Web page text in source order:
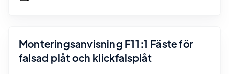
Monteringsanvisning F11:1 Fäste för
falsad plåt och klickfalsplåt